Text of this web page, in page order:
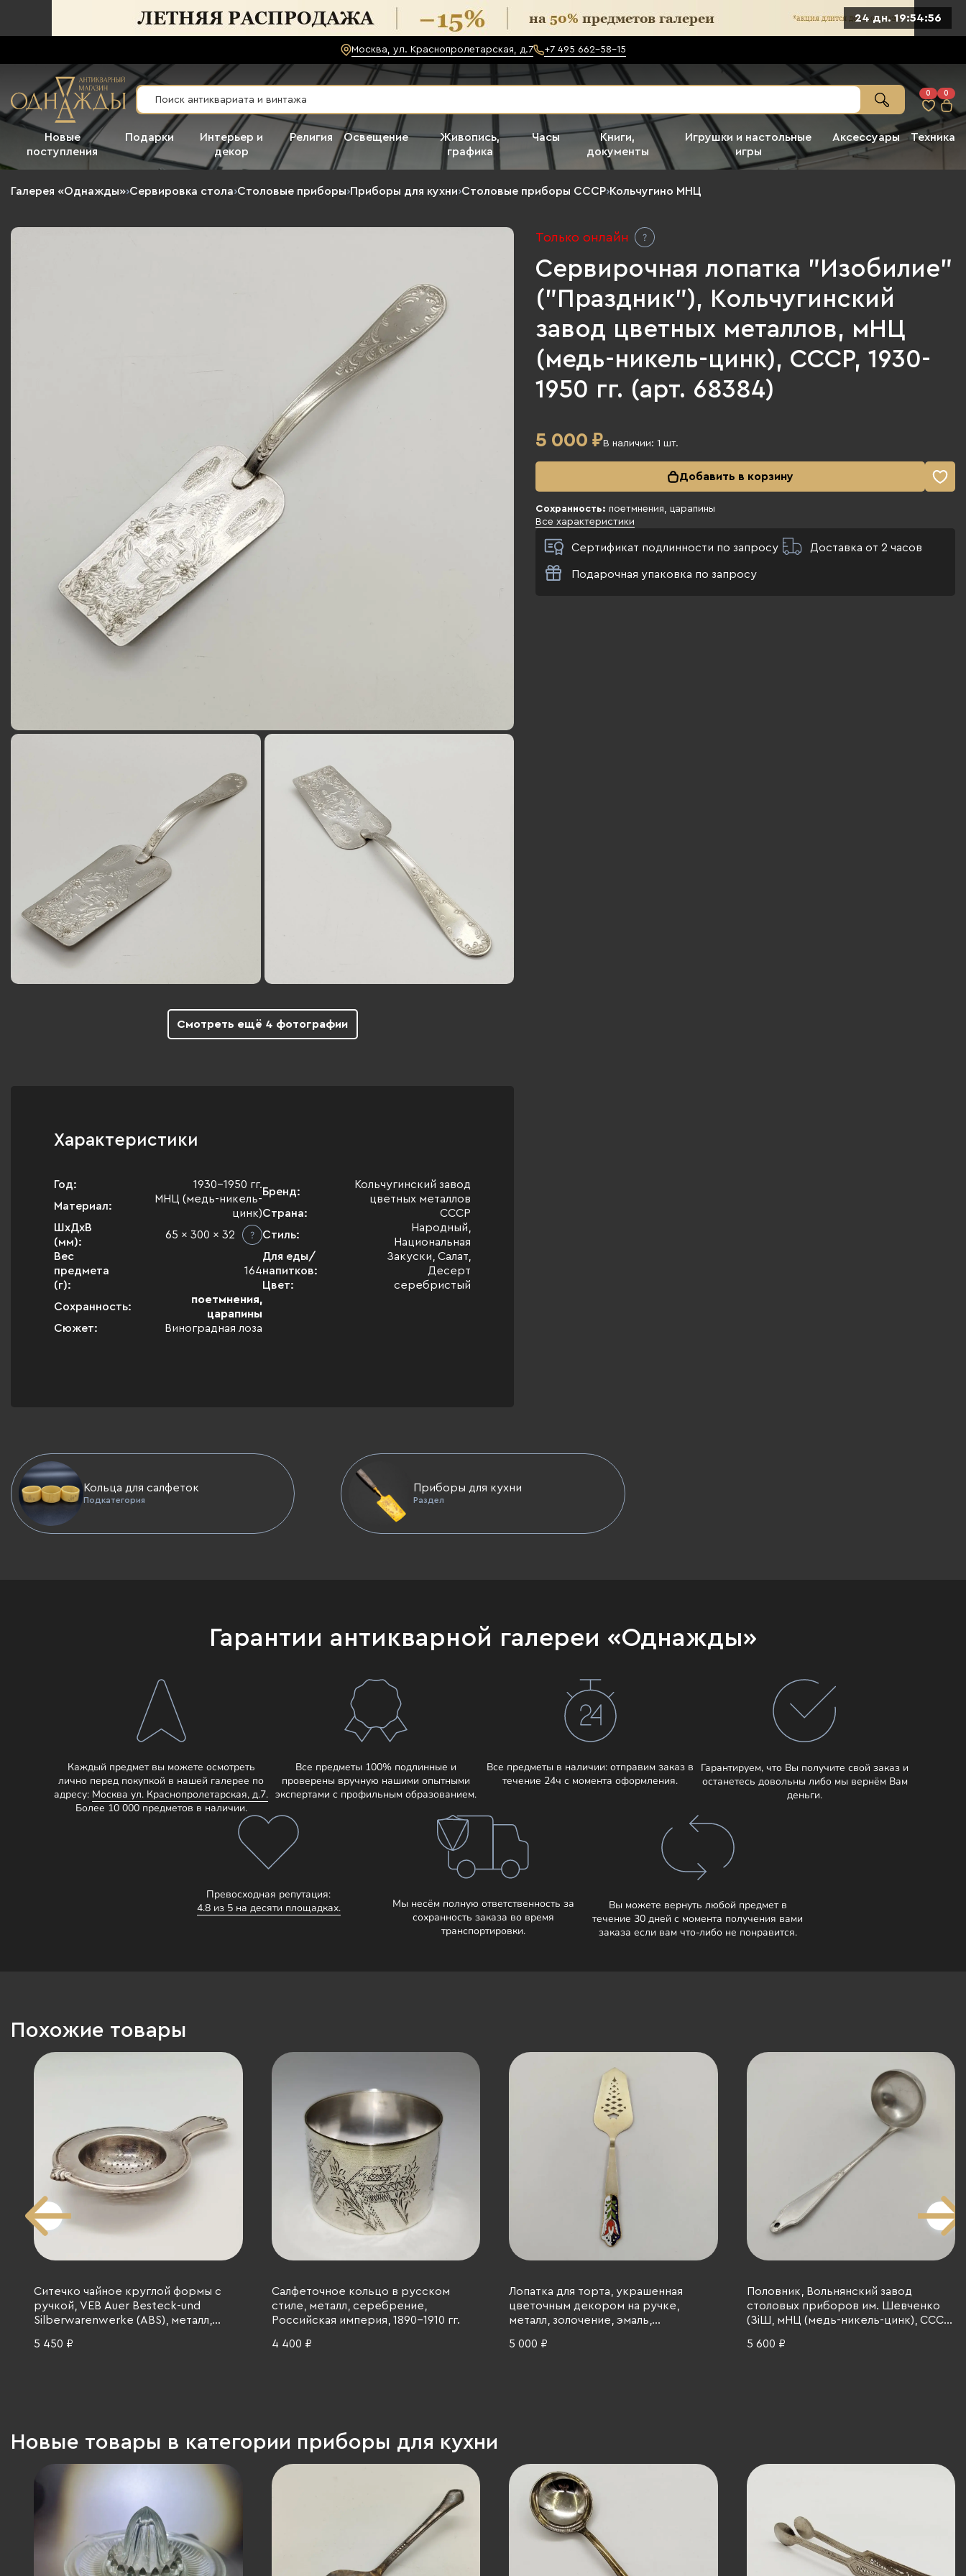
24 дн. 19:54:54
Москва, ул. Краснопролетарская, д.7 +7 495 662-58-15
0 0
Новые
поступления
Подарки
Интерьер и
декор
Религия Освещение
Живопись,
графика
Часы
Книги,
документы
Игрушки и настольные
игры
Аксессуары Техника
Галерея «Однажды»›Сервировка стола›Столовые приборы›Приборы для кухни›Столовые приборы СССР›Кольчугино МНЦ
Смотреть ещё 4 фотографии
Только онлайн
Сервирочная лопатка "Изобилие"
("Праздник"), Кольчугинский
завод цветных металлов, мНЦ
(медь-никель-цинк), СССР, 1930-
1950 гг. (арт. 68384)
5 000 ₽В наличии: 1 шт.
Добавить в корзину
Сохранность: поетмнения, царапины
Все характеристики
Сертификат подлинности по запросу Доставка от 2 часов
Подарочная упаковка по запросу
Характеристики
Год:
1930-1950 гг.
Материал:
МНЦ (медь-никель-
цинк)
ШхДхВ
(мм):
65 x 300 x 32
Вес
предмета
(г):
164
Сохранность:
поетмнения,
царапины
Сюжет:
Виноградная лоза
Бренд:
Кольчугинский завод
цветных металлов
Страна:
СССР
Стиль:
Народный,
Национальная
Для еды/
напитков:
Закуски, Салат,
Десерт
Цвет:
серебристый
Кольца для салфеток
Подкатегория
Приборы для кухни
Раздел
Гарантии антикварной галереи «Однажды»
Каждый предмет вы можете осмотреть
лично перед покупкой в нашей галерее по
адресу: Москва ул. Краснопролетарская, д.7.
Более 10 000 предметов в наличии.
Все предметы 100% подлинные и
проверены вручную нашими опытными
экспертами с профильным образованием.
Все предметы в наличии: отправим заказ в
течение 24ч с момента оформления.
Гарантируем, что Вы получите свой заказ и
останетесь довольны либо мы вернём Вам
деньги.
Превосходная репутация:
4.8 из 5 на десяти площадках.
Мы несём полную ответственность за
сохранность заказа во время
транспортировки.
Вы можете вернуть любой предмет в
течение 30 дней с момента получения вами
заказа если вам что-либо не понравится.
Похожие товары
Ситечко чайное круглой формы с
ручкой, VEB Auer Besteck-und
Silberwarenwerke (ABS), металл,
5 450 ₽
Салфеточное кольцо в русском
стиле, металл, серебрение,
Российская империя, 1890-1910 гг.
4 400 ₽
Лопатка для торта, украшенная
цветочным декором на ручке,
металл, золочение, эмаль,
фабрика, Ленинградская ювелирно-
5 000 ₽
Половник, Вольнянский завод
столовых приборов им. Шевченко
(ЗiШ, мНЦ (медь-никель-цинк), СССР,
5 600 ₽
Новые товары в категории приборы для кухни